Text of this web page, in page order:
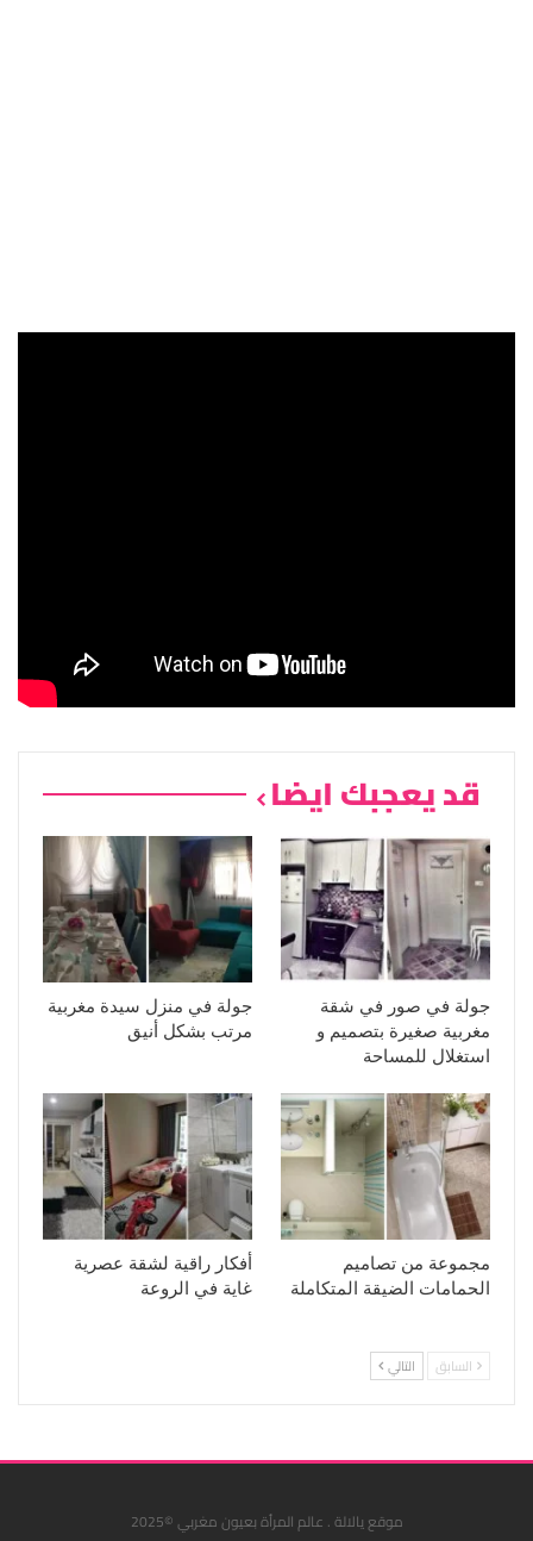
قد يعجبك ايضا
جولة في صور في شقة
مغربية صغيرة بتصميم و
استغلال للمساحة
جولة في منزل سيدة مغربية
مرتب بشكل أنيق
مجموعة من تصاميم
الحمامات الضيقة المتكاملة
أفكار راقية لشقة عصرية
غاية في الروعة
السابق التالي
موقع يالالة . عالم المرأة بعيون مغربي ©2025